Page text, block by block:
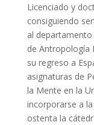
Licenciado y
consiguiendo
al
de Antropología
su regreso a
asignaturas de
la Mente en la
incorporarse a
ostenta la